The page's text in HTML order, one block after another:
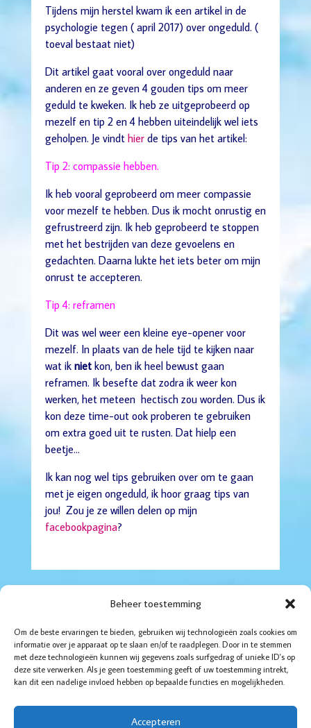
Beheer toestemming
Om de beste ervaringen te bieden, gebruiken wij technologieën zoals cookies om
informatie over je apparaat op te slaan en/of te raadplegen. Door in te stemmen
met deze technologieën kunnen wij gegevens zoals surfgedrag of unieke ID's op
deze site verwerken. Als je geen toestemming geeft of uw toestemming intrekt,
kan dit een nadelige invloed hebben op bepaalde functies en mogelijkheden.
Accepteren
Tijdens mijn herstel kwam ik een artikel in de
psychologie tegen ( april 2017) over ongeduld. (
toeval bestaat niet)
Dit artikel gaat vooral over ongeduld naar
anderen en ze geven 4 gouden tips om meer
geduld te kweken. Ik heb ze uitgeprobeerd op
mezelf en tip 2 en 4 hebben uiteindelijk wel iets
geholpen. Je vindt hier de tips van het artikel:
Tip 2: compassie hebben.
Ik heb vooral geprobeerd om meer compassie
voor mezelf te hebben. Dus ik mocht onrustig en
gefrustreerd zijn. Ik heb geprobeerd te stoppen
met het bestrijden van deze gevoelens en
gedachten. Daarna lukte het iets beter om mijn
onrust te accepteren.
Tip 4: reframen
Dit was wel weer een kleine eye-opener voor
mezelf. In plaats van de hele tijd te kijken naar
wat ik nietkon, ben ik heel bewust gaan
reframen. Ik besefte dat zodra ik weer kon
werken, het meteen hectisch zou worden. Dus ik
kon deze time-out ook proberen te gebruiken
om extra goed uit te rusten. Dat hielp een
beetje…
Ik kan nog wel tips gebruiken over om te gaan
met je eigen ongeduld, ik hoor graag tips van
jou! Zou je ze willen delen op mijn
facebookpagina?
Boddaertstraat 32
2522HG Den Haag